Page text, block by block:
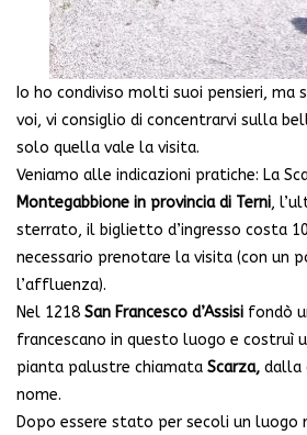
Io ho condiviso molti suoi pensieri, ma
voi, vi consiglio di concentrarvi sulla
solo quella vale la visita.
Veniamo alle indicazioni pratiche: La
Montegabbione in provincia di Terni,
sterrato, il biglietto d’ingresso costa
necessario prenotare la visita (con un
l’affluenza).
Nel 1218 San Francesco d’Assisi fondò
francescano in questo luogo e costruì
pianta palustre chiamata Scarza, dalla
nome.
Dopo essere stato per secoli un luogo